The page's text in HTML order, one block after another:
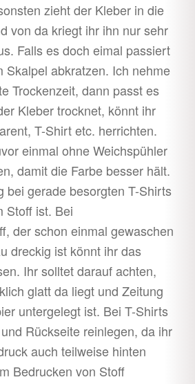
zieht der Kleber in die
von da kriegt ihr ihn nur sehr
Falls es doch eimal passiert
Skalpel abkratzen. Ich nehme
Trockenzeit, dann passt es
Kleber trocknet, könnt ihr
T-Shirt etc. herrichten.
einmal ohne Weichspühler
damit die Farbe besser hält.
bei gerade besorgten T-Shirts
Stoff ist. Bei
der schon einmal gewaschen
dreckig ist könnt ihr das
Ihr solltet darauf achten,
glatt da liegt und Zeitung
untergelegt ist. Bei T-Shirts
Rückseite reinlegen, da ihr
auch teilweise hinten
Bedrucken von Stoff